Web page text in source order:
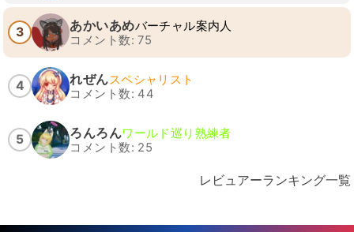
3 あかいあめバーチャル案内人
コメント数: 75
4 れぜんスペシャリスト
コメント数: 44
5 ろんろんワールド巡り熟練者
コメント数: 25
レビュアーランキング一覧